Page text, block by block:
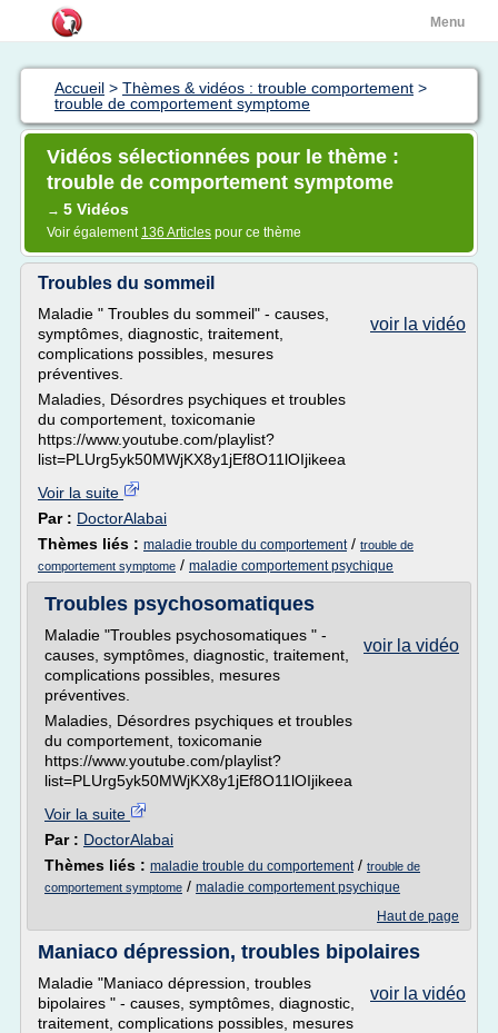
Menu
Accueil > Thèmes & vidéos : trouble comportement >
trouble de comportement symptome
Vidéos sélectionnées pour le thème :
trouble de comportement symptome
→ 5 Vidéos
Voir également 136 Articles pour ce thème
Troubles du sommeil
voir la vidéo
Maladie " Troubles du sommeil" - causes,
symptômes, diagnostic, traitement,
complications possibles, mesures
préventives.
Maladies, Désordres psychiques et troubles
du comportement, toxicomanie
https://www.youtube.com/playlist?
list=PLUrg5yk50MWjKX8y1jEf8O11lOIjikeea
Voir la suite
Par : DoctorAlabai
Thèmes liés : maladie trouble du comportement/ trouble de
comportement symptome / maladie comportement psychique
Troubles psychosomatiques
voir la vidéo
Maladie "Troubles psychosomatiques " -
causes, symptômes, diagnostic, traitement,
complications possibles, mesures
préventives.
Maladies, Désordres psychiques et troubles
du comportement, toxicomanie
https://www.youtube.com/playlist?
list=PLUrg5yk50MWjKX8y1jEf8O11lOIjikeea
Voir la suite
Par : DoctorAlabai
Thèmes liés : maladie trouble du comportement/ trouble de
comportement symptome / maladie comportement psychique
Haut de page
Maniaco dépression, troubles bipolaires
voir la vidéo
Maladie "Maniaco dépression, troubles
bipolaires " - causes, symptômes, diagnostic,
traitement, complications possibles, mesures